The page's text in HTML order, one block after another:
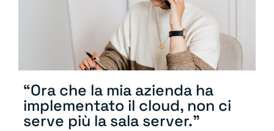
“Ora che la mia azienda ha
implementato il cloud, non ci
serve più la sala server.”​